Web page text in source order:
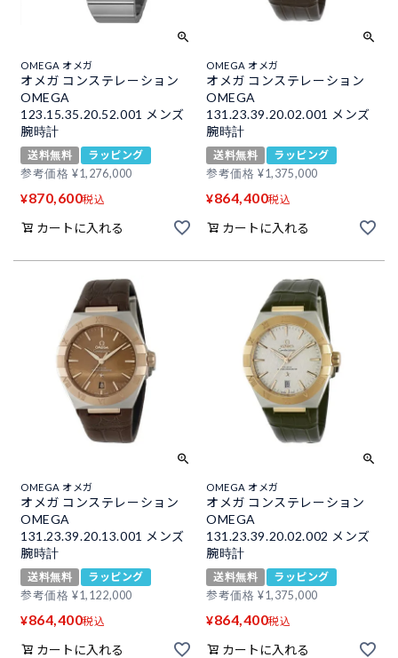
OMEGA オメガ
オメガ コンステレーション
OMEGA
123.15.35.20.52.001 メンズ
腕時計
送料無料
ラッピング
参考価格 ¥1,276,000
¥870,600税込
カートに入れる
OMEGA オメガ
オメガ コンステレーション
OMEGA
131.23.39.20.02.001 メンズ
腕時計
送料無料
ラッピング
参考価格 ¥1,375,000
¥864,400税込
カートに入れる
OMEGA オメガ
オメガ コンステレーション
OMEGA
131.23.39.20.13.001 メンズ
腕時計
送料無料
ラッピング
参考価格 ¥1,122,000
¥864,400税込
カートに入れる
OMEGA オメガ
オメガ コンステレーション
OMEGA
131.23.39.20.02.002 メンズ
腕時計
送料無料
ラッピング
参考価格 ¥1,375,000
¥864,400税込
カートに入れる